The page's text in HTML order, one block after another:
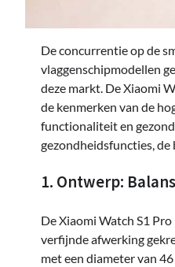
De concurrentie op de
vlaggenschipmodellen
deze markt. De Xiaomi
de kenmerken van de
functionaliteit en
gezondheidsfuncties, de
1. Ontwerp:
De Xiaomi Watch S1
verfijnde afwerking
met een diameter van